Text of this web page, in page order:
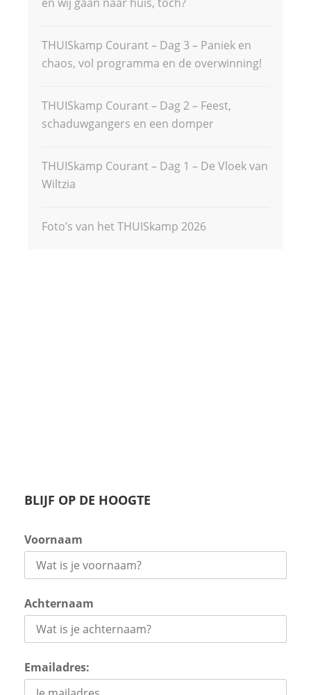
THUISkamp Courant – Dag 3 – Paniek en
chaos, vol programma en de overwinning!
THUISkamp Courant – Dag 2 – Feest,
schaduwgangers en een domper
THUISkamp Courant – Dag 1 – De Vloek van
Wiltzia
Foto’s van het THUISkamp 2026
BLIJF OP DE HOOGTE
Voornaam
Achternaam
Emailadres: